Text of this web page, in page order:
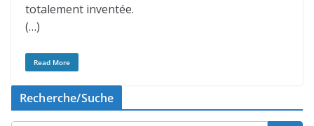
totalement inventée.
(…)
Read More
Recherche/Suche